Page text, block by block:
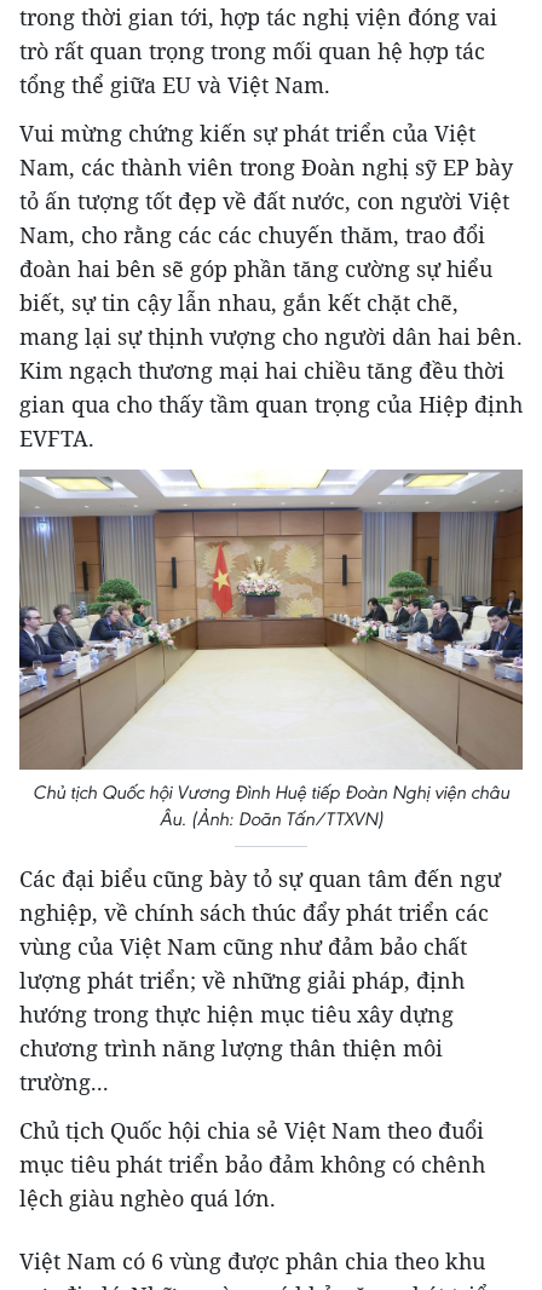
trong thời gian tới, hợp tác nghị viện đóng vai
trò rất quan trọng trong mối quan hệ hợp tác
tổng thể giữa EU và Việt Nam.
Vui mừng chứng kiến sự phát triển của Việt
Nam, các thành viên trong Đoàn nghị sỹ EP bày
tỏ ấn tượng tốt đẹp về đất nước, con người Việt
Nam, cho rằng các các chuyến thăm, trao đổi
đoàn hai bên sẽ góp phần tăng cường sự hiểu
biết, sự tin cậy lẫn nhau, gắn kết chặt chẽ,
mang lại sự thịnh vượng cho người dân hai bên.
Kim ngạch thương mại hai chiều tăng đều thời
gian qua cho thấy tầm quan trọng của Hiệp định
EVFTA.
Chủ tịch Quốc hội Vương Đình Huệ tiếp Đoàn Nghị viện châu
Âu. (Ảnh: Doãn Tấn/TTXVN)
Các đại biểu cũng bày tỏ sự quan tâm đến ngư
nghiệp, về chính sách thúc đẩy phát triển các
vùng của Việt Nam cũng như đảm bảo chất
lượng phát triển; về những giải pháp, định
hướng trong thực hiện mục tiêu xây dựng
chương trình năng lượng thân thiện môi
trường...
Chủ tịch Quốc hội chia sẻ Việt Nam theo đuổi
mục tiêu phát triển bảo đảm không có chênh
lệch giàu nghèo quá lớn.
Việt Nam có 6 vùng được phân chia theo khu